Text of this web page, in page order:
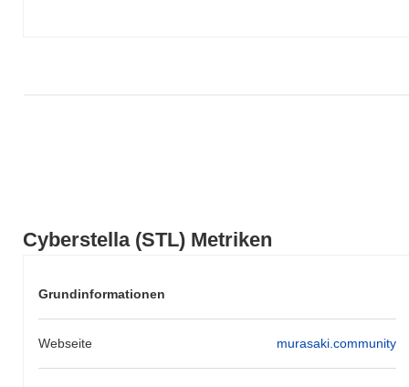
Cyberstella (STL) Metriken
Grundinformationen
Webseite murasaki.community